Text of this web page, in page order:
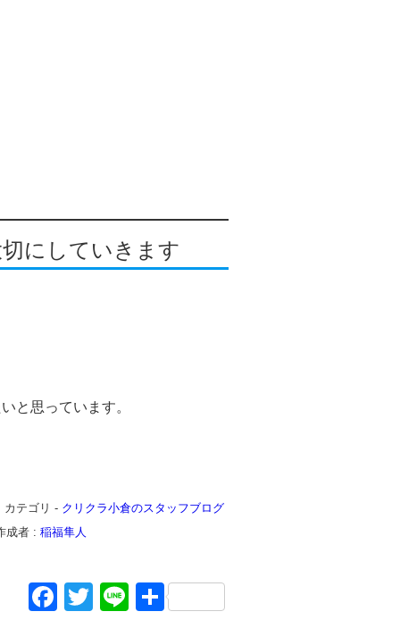
にしていきます
と思っています。
Facebook
Twitter
Line共
カテゴリ - クリクラ小倉のスタッフブログ
成者 : 稲福隼人